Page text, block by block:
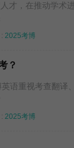
，在推动学术进
2025考博
？
重视考查翻译
2025考博